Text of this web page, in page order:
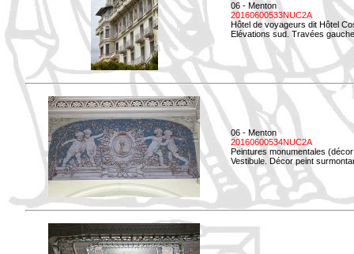
06 - Menton
20160600533NUC2A
Hôtel de voyageurs dit Hôtel
Elévations sud. Travées
06 - Menton
20160600534NUC2A
Peintures monumentales
Vestibule. Décor peint